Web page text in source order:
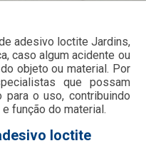
adesivo loctite Jardins,
caso algum acidente ou
objeto ou material. Por
que possam
para o uso, contribuindo
função do material.
loctite